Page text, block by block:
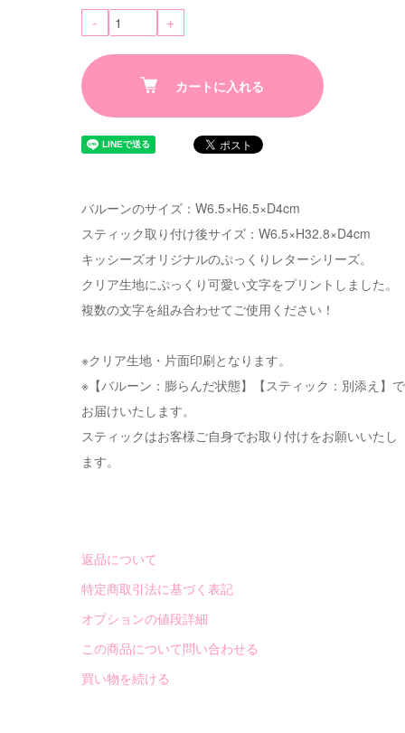
- +
カートに入れる
バルーンのサイズ：W6.5×H6.5×D4cm
スティック取り付け後サイズ：W6.5×H32.8×D4cm
キッシーズオリジナルのぷっくりレターシリーズ。
クリア生地にぷっくり可愛い文字をプリントしました。
複数の文字を組み合わせてご使用ください！
※クリア生地・片面印刷となります。
※【バルーン：膨らんだ状態】【スティック：別添え】で
お届けいたします。
スティックはお客様ご自身でお取り付けをお願いいたし
ます。
返品について
特定商取引法に基づく表記
オプションの値段詳細
この商品について問い合わせる
買い物を続ける